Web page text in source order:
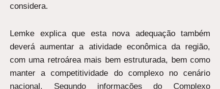
considera.
Lemke explica que esta nova adequação também
deverá aumentar a atividade econômica da região,
com uma retroárea mais bem estruturada, bem como
manter a competitividade do complexo no cenário
nacional. Segundo informações do Complexo